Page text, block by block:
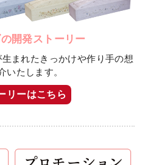
開発ストーリー
まれたきっかけや作り手の想
いたします。
リーはこちら